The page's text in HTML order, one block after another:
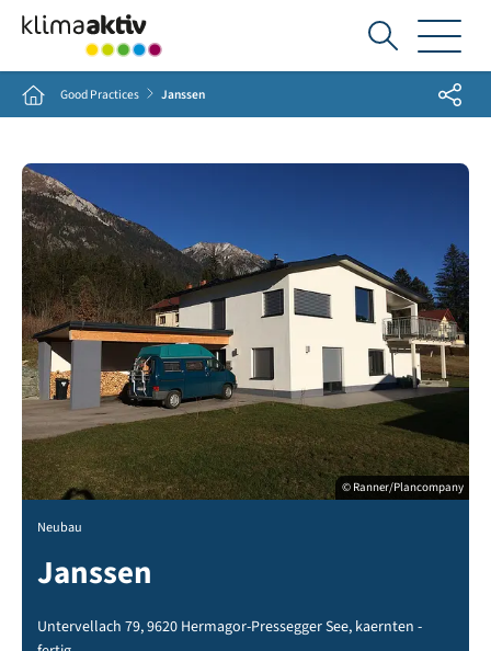
Ich
suche...
Home Good Practices Janssen Share
© Ranner/Plancompany
Neubau
Janssen
Untervellach 79, 9620 Hermagor-Pressegger See, kaernten -